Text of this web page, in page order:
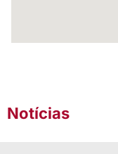
Notícias